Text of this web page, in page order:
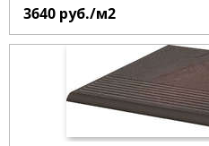
3640 руб./м2